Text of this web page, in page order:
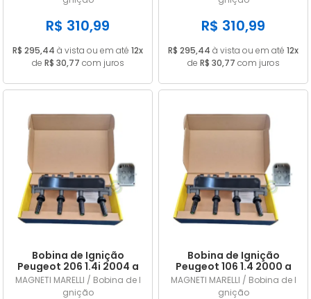
R$ 310,99
R$ 295,44 à vista ou em até 12x
de R$ 30,77 com juros
R$ 310,99
R$ 295,44 à vista ou em até 12x
de R$ 30,77 com juros
Bobina de Ignição
Peugeot 206 1.4i 2004 a
2009 245097
MAGNETI MARELLI / Bobina de I
gnição
Bobina de Ignição
Peugeot 106 1.4 2000 a
2003 245097
MAGNETI MARELLI / Bobina de I
gnição